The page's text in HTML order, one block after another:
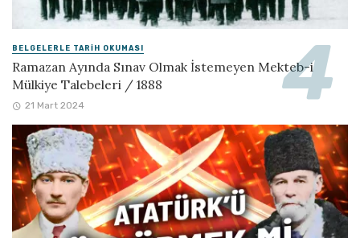
BELGELERLE TARIH OKUMASI
Ramazan Ayında Sınav Olmak İstemeyen Mekteb-i
Mülkiye Talebeleri / 1888
21 Mart 2024